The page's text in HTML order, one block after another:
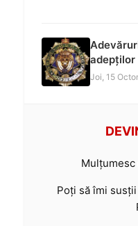
adepților
Joi, 15
Mulțumesc
Poți să îmi